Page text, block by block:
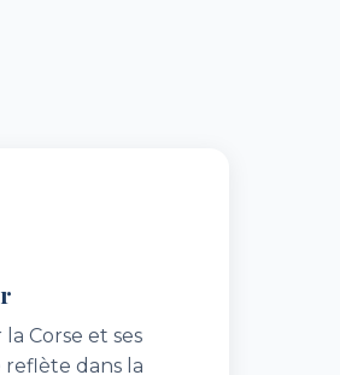
Corse et ses
reflète dans la